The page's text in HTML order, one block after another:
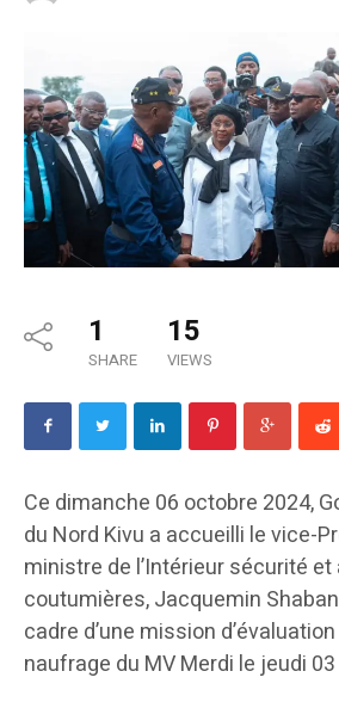
1
SHARE
15
VIEWS
Ce dimanche 06 octobre 2024,
du Nord Kivu a accueilli le vice-
ministre de l’Intérieur sécurité
coutumières, Jacquemin
cadre d’une mission
naufrage du MV Merdi le jeudi